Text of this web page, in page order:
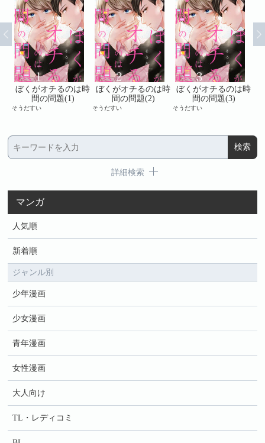
ぼくがオチるのは時
間の問題(1)
そうだすい
ぼくがオチるのは時
間の問題(2)
そうだすい
ぼくがオチるのは時
間の問題(3)
そうだすい
詳細検索
マンガ
人気順
新着順
ジャンル別
少年漫画
少女漫画
青年漫画
女性漫画
大人向け
TL・レディコミ